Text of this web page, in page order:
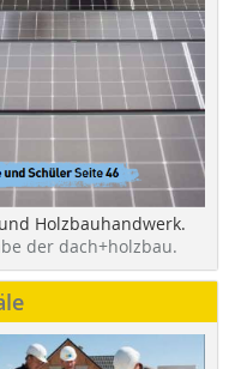
Holzbauhandwerk.
der dach+holzbau.